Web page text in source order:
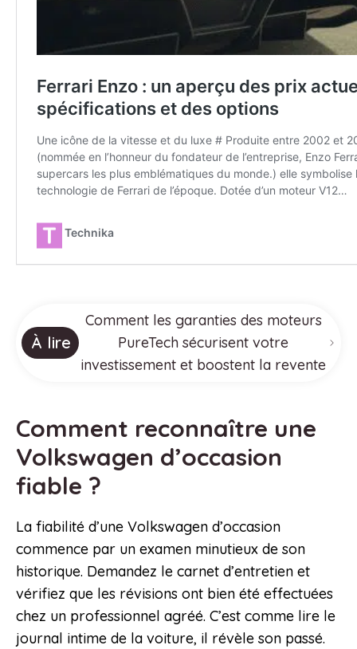
À lire
Comment les garanties des moteurs
PureTech sécurisent votre
investissement et boostent la revente
Comment reconnaître une
Volkswagen d’occasion
fiable ?
La fiabilité d’une Volkswagen d’occasion
commence par un examen minutieux de son
historique. Demandez le carnet d’entretien et
vérifiez que les révisions ont bien été effectuées
chez un professionnel agréé. C’est comme lire le
journal intime de la voiture, il révèle son passé.